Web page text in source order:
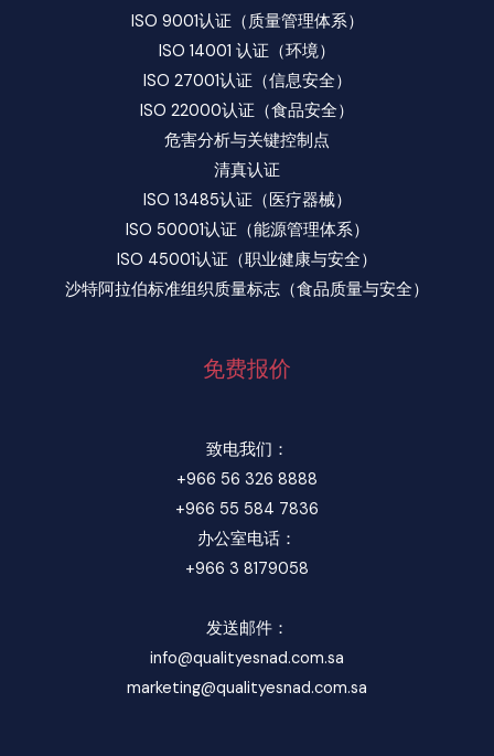
ISO 9001认证（质量管理体系）
ISO 14001 认证（环境）
ISO 27001认证（信息安全）
ISO 22000认证（食品安全）
危害分析与关键控制点
清真认证
ISO 13485认证（医疗器械）
ISO 50001认证（能源管理体系）
ISO 45001认证（职业健康与安全）
沙特阿拉伯标准组织质量标志（食品质量与安全）
免费报价
致电我们：
+966 56 326 8888
+966 55 584 7836
办公室电话：
+966 3 8179058
发送邮件：
info@qualityesnad.com.sa
marketing@qualityesnad.com.sa